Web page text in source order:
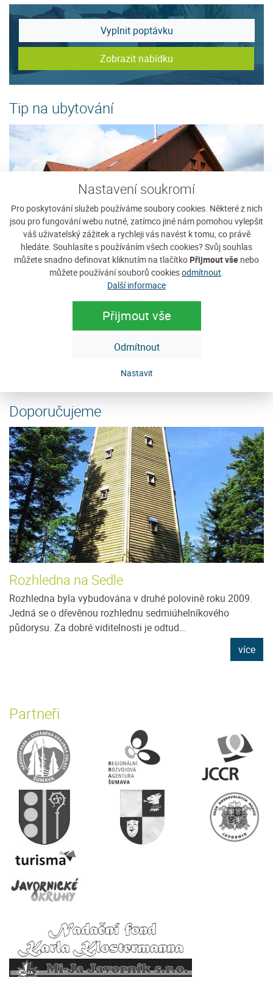
Nastavení soukromí
Pro poskytování služeb používáme soubory cookies. Některé z nich
jsou pro fungování webu nutné, zatímco jiné nám pomohou vylepšit
váš uživatelský zážitek a rychleji vás navést k tomu, co právě
hledáte. Souhlasíte s používáním všech cookies? Svůj souhlas
můžete snadno definovat kliknutím na tlačítko Přijmout vše nebo
můžete používání souborů cookiesodmítnout.
Další informace
Přijmout vše
Odmítnout
Nastavit
Vyplnit poptávku
Zobrazit nabídku
Tip na ubytování
Penzion Kvítko
kapacita penzionu je 18 lůžek. Každý pokoj je laděn do
jiného barevného tónu, odpovídajícího...
Doporučujeme
Rozhledna na Sedle
Rozhledna byla vybudována v druhé polovině roku 2009.
Jedná se o dřevěnou rozhlednu sedmiúhelníkového
půdorysu. Za dobré viditelnosti je odtud...
více
Partneři